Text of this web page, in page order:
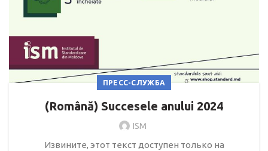
ПРЕСС-СЛУЖБА
(Română) Succesele anului 2024
ISM
Извините, этот текст доступен только на